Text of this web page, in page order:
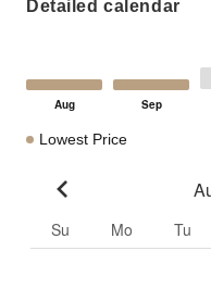
Detailed calendar
Lowest Price
Su Mo Tu